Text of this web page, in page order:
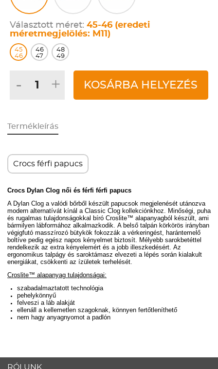
Választott méret: 45-46 (eredeti
méretmegjelölés: M11)
45
46
46
47
48
49
- + KOSÁRBA HELYEZÉS
Termékleírás
Crocs férfi papucs
Crocs Dylan Clog női és férfi férfi papucs
A Dylan Clog a valódi bőrből készült papucsok megjelenését utánozva
modern alternatívát kínál a Classic Clog kollekciónkhoz. Minőségi, puha
és rugalmas tulajdonságokkal bíró Croslite™ alapanyagból készült, ami
bármilyen lábformához alkalmazkodik. A belső talpán körkörös irányban
végigfutó masszírozó bütykök fokozzák a vérkeringést, harántemelő
boltíve pedig egész napos kényelmet biztosít. Mélyebb sarokbetéttel
rendelkezik az extra kényelemért és a jobb illeszkedésért. Az
ergonomikus talpágy és saroktámasz elvezeti a lépés során kialakult
energiákat, csökkenti az ízületek terhelését.
Croslite™ alapanyag tulajdonságai:
szabadalmaztatott technológia
pehelykönnyű
felveszi a láb alakját
ellenáll a kellemetlen szagoknak, könnyen fertőtleníthető
nem hagy anyagnyomot a padlón
RÓLUNK